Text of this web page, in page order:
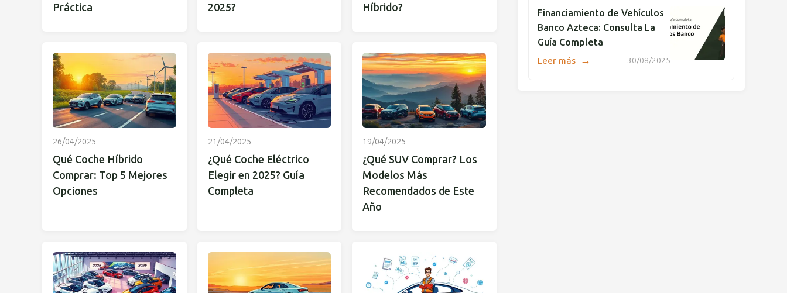
Práctica
2025?
Híbrido?
26/04/2025
Qué Coche Híbrido
Comprar: Top 5 Mejores
Opciones
21/04/2025
¿Qué Coche Eléctrico
Elegir en 2025? Guía
Completa
19/04/2025
¿Qué SUV Comprar? Los
Modelos Más
Recomendados de Este
Año
Financiamiento de Vehículos
Banco Azteca: Consulta La
Guía Completa
30/08/2025
Leer más →